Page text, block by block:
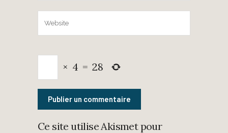
× 4 = 28
Ce site utilise Akismet pour